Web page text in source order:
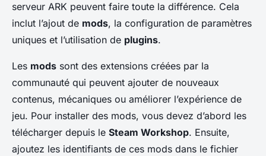
serveur ARK peuvent faire toute la différence. Cela
inclut l’ajout de mods, la configuration de paramètres
uniques et l’utilisation de plugins.
Les mods sont des extensions créées par la
communauté qui peuvent ajouter de nouveaux
contenus, mécaniques ou améliorer l’expérience de
jeu. Pour installer des mods, vous devez d’abord les
télécharger depuis le Steam Workshop. Ensuite,
ajoutez les identifiants de ces mods dans le fichier